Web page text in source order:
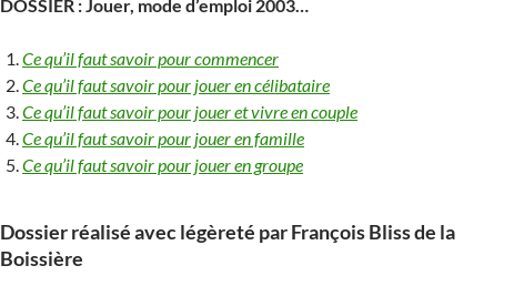
DOSSIER : Jouer, mode d’emploi 2003…
Ce qu’il faut savoir pour commencer
Ce qu’il faut savoir pour jouer en célibataire
Ce qu’il faut savoir pour jouer et vivre en couple
Ce qu’il faut savoir pour jouer en famille
Ce qu’il faut savoir pour jouer en groupe
Dossier réalisé avec légèreté par François Bliss de la
Boissière